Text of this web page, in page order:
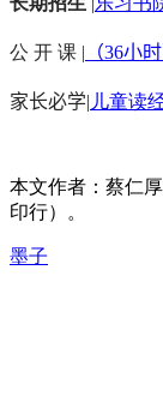
公 开 课 | （36小
家长必学| 儿童读
本文作者：蔡仁
印行）。
墨子